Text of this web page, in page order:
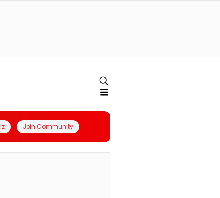
Join Community